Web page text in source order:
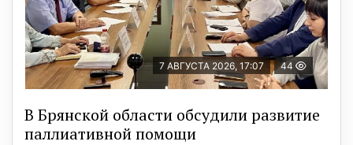
7 АВГУСТА 2026, 17:07 44
В Брянской области обсудили развитие
паллиативной помощи